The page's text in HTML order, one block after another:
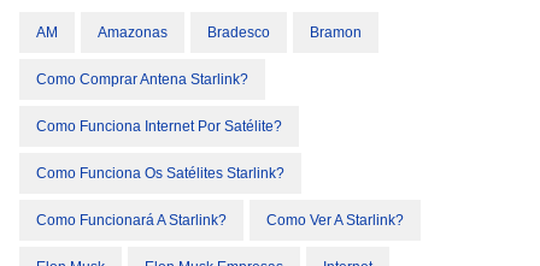
AM Amazonas Bradesco Bramon
Como Comprar Antena Starlink?
Como Funciona Internet Por Satélite?
Como Funciona Os Satélites Starlink?
Como Funcionará A Starlink? Como Ver A Starlink?